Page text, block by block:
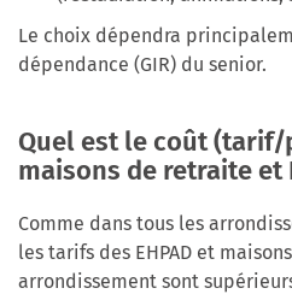
Le choix dépendra
dépendance (GIR) du senior.
Quel est le coût (tarif/
maisons de retraite et
Comme dans tous les
les tarifs des EHPAD et
arrondissement sont